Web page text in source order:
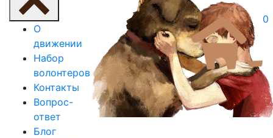
О
движении
Набор
волонтеров
Контакты
Вопрос-
ответ
Блог
0